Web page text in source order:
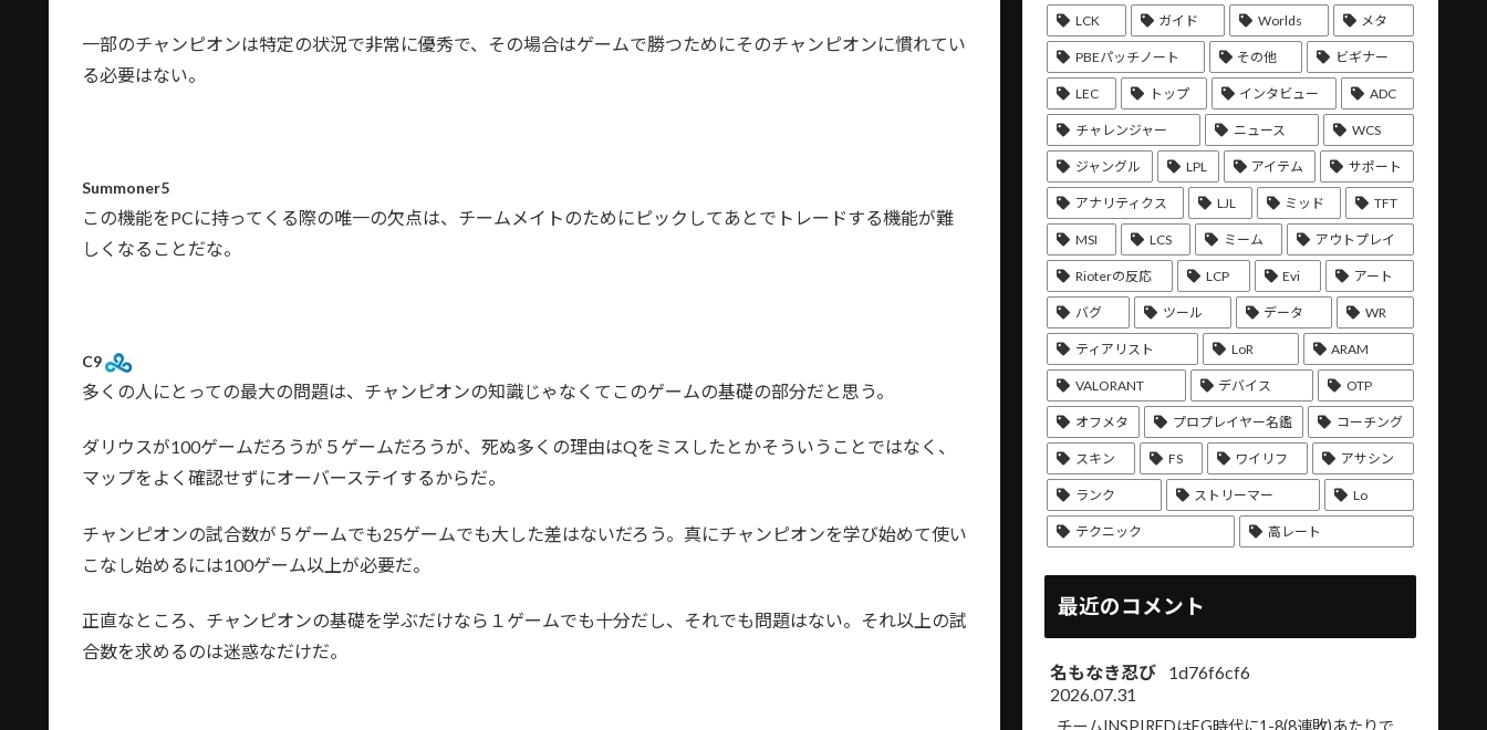
一部のチャンピオンは特定の状況で非常に優秀で、その場合はゲームで勝つためにそのチャンピオンに慣れてい
る必要はない。
Summoner5
この機能をPCに持ってくる際の唯一の欠点は、チームメイトのためにピックしてあとでトレードする機能が難
しくなることだな。
C9
多くの人にとっての最大の問題は、チャンピオンの知識じゃなくてこのゲームの基礎の部分だと思う。
ダリウスが100ゲームだろうが５ゲームだろうが、死ぬ多くの理由はQをミスしたとかそういうことではなく、
マップをよく確認せずにオーバーステイするからだ。
チャンピオンの試合数が５ゲームでも25ゲームでも大した差はないだろう。真にチャンピオンを学び始めて使い
こなし始めるには100ゲーム以上が必要だ。
正直なところ、チャンピオンの基礎を学ぶだけなら１ゲームでも十分だし、それでも問題はない。それ以上の試
合数を求めるのは迷惑なだけだ。
LCK ガイド Worlds メタ
PBEパッチノート その他 ビギナー
LEC トップ インタビュー ADC
チャレンジャー ニュース WCS
ジャングル LPL アイテム サポート
アナリティクス LJL ミッド TFT
MSI LCS ミーム アウトプレイ
Rioterの反応 LCP Evi アート
バグ ツール データ WR
ティアリスト LoR ARAM
VALORANT デバイス OTP
オフメタ プロプレイヤー名鑑 コーチング
スキン FS ワイリフ アサシン
ランク ストリーマー Lo
テクニック 高レート
最近のコメント
名もなき忍び
1d76f6cf6
2026.07.31
チームINSPIREDはEG時代に1-8(8連敗)あたりで